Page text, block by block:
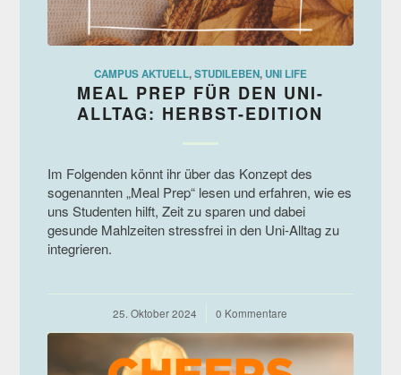
CAMPUS AKTUELL,STUDILEBEN, UNI LIFE
MEAL PREP FÜR DEN UNI-
ALLTAG: HERBST-EDITION
Im Folgenden könnt ihr über das Konzept des
sogenannten „Meal Prep“ lesen und erfahren, wie es
uns Studenten hilft, Zeit zu sparen und dabei
gesunde Mahlzeiten stressfrei in den Uni-Alltag zu
integrieren.
25. Oktober 2024
/ 0 Kommentare